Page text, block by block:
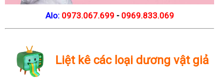
Alo: 0973.067.699 - 0969.833.069
Liệt kê các loại dương vật giả